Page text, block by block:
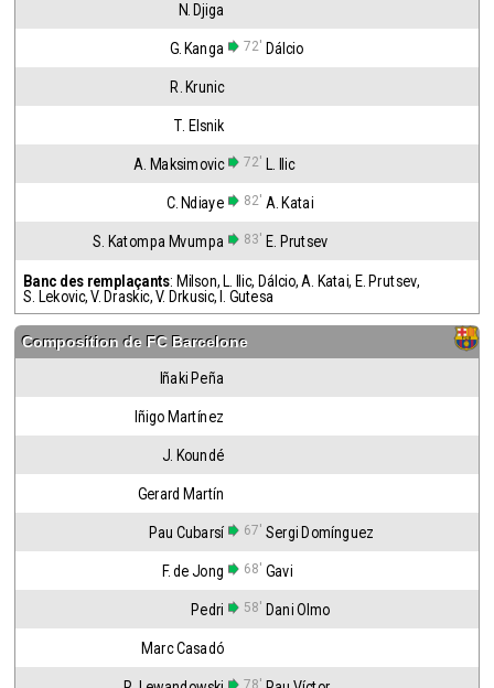
N. Djiga
G. Kanga 72' Dálcio
R. Krunic
T. Elsnik
A. Maksimovic 72' L. Ilic
C. Ndiaye 82' A. Katai
S. Katompa Mvumpa 83' E. Prutsev
Banc des remplaçants: Milson, L. Ilic, Dálcio, A. Katai, E. Prutsev,
S. Lekovic,V. Draskic,V. Drkusic, I. Gutesa
Composition de FC Barcelone
Iñaki Peña
Iñigo Martínez
J. Koundé
Gerard Martín
Pau Cubarsí 67' Sergi Domínguez
F. de Jong 68' Gavi
Pedri 58' Dani Olmo
Marc Casadó